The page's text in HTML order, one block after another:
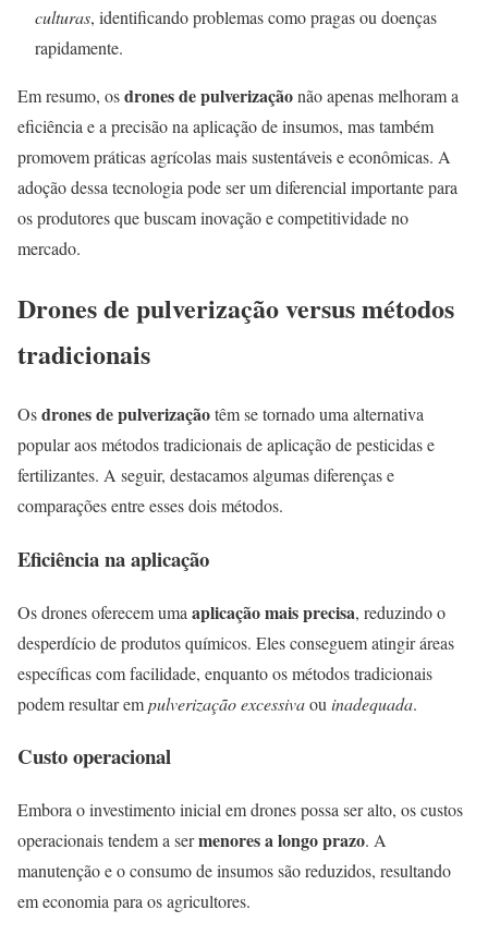
culturas, identificando problemas como pragas ou doenças
rapidamente.
Em resumo, osdrones de pulverizaçãonão apenas melhoram a
eficiência e a precisão na aplicação de insumos, mas também
promovem práticas agrícolas mais sustentáveis e econômicas. A
adoção dessa tecnologia pode ser um diferencial importante para
os produtores que buscam inovação e competitividade no
mercado.
Drones de pulverização versus métodos
tradicionais
Osdrones de pulverizaçãotêm se tornado uma alternativa
popular aos métodos tradicionais de aplicação de pesticidas e
fertilizantes. A seguir, destacamos algumas diferenças e
comparações entre esses dois métodos.
Eficiência na aplicação
Os drones oferecem uma aplicação mais precisa, reduzindo o
desperdício de produtos químicos. Eles conseguem atingir áreas
específicas com facilidade, enquanto os métodos tradicionais
podem resultar empulverização excessivaou inadequada.
Custo operacional
Embora o investimento inicial em drones possa ser alto, os custos
operacionais tendem a sermenores a longo prazo. A
manutenção e o consumo de insumos são reduzidos, resultando
em economia para os agricultores.